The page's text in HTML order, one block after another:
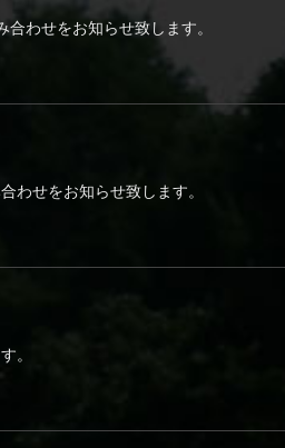
わせをお知らせ致します。
わせをお知らせ致します。
。